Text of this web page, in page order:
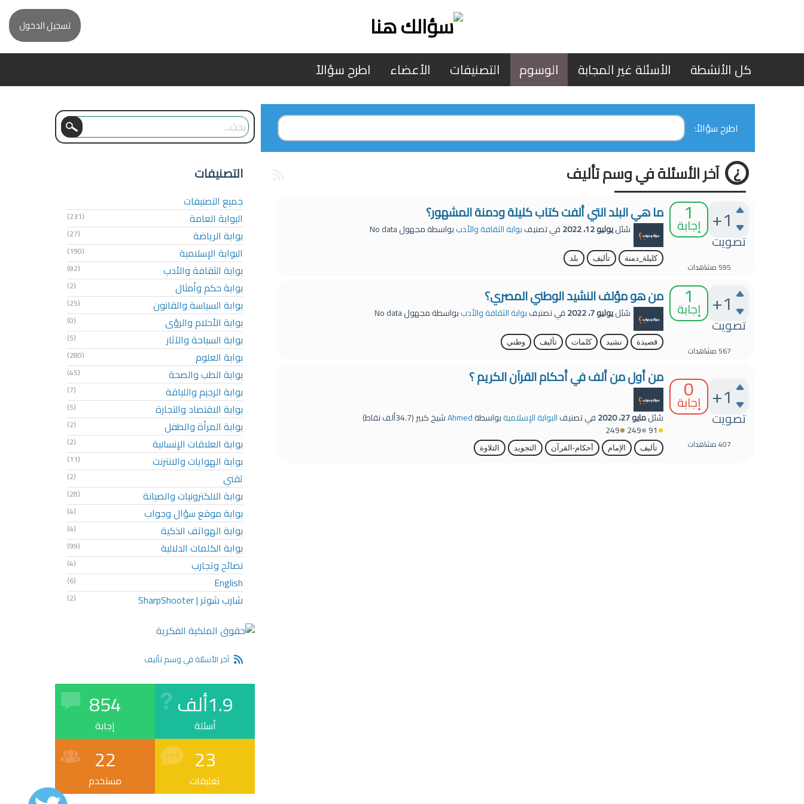
تسجيل الدخول
كل الأنشطة الأسئلة غير المجابة الوسوم التصنيفات الأعضاء اطرح سؤالاً
اطرح سؤالاً:
آخر الأسئلة في وسم تأليف
+1
تصويت
1
إجابة
595مشاهدات
ما هي البلد التي ألفت كتاب كليلة ودمنة المشهور؟
سُئليوليو 12، 2022 في تصنيفبوابة الثقافة والأدببواسطةمجهولNo data
كليلة_دمنة تأليف بلد
+1
تصويت
1
إجابة
567مشاهدات
من هو مؤلف النشيد الوطني المصري؟
سُئليوليو 7، 2022 في تصنيفبوابة الثقافة والأدببواسطةمجهولNo data
قصيدة نشيد كلمات تأليف وطني
+1
تصويت
0
إجابة
407مشاهدات
من أول من ألف في أحكام القرآن الكريم ؟
سُئلمايو 27، 2020 في تصنيفالبوابة الإسلاميةبواسطةAhmedشيخ كبير(34.7ألف
نقاط)
91
249
249
تأليف الإمام أحكام-القرآن التجويد التلاوة
التصنيفات
جميع التصنيفات
البوابة العامة
(231)
بوابة الرياضة (27)
البوابة الإسلامية (190)
بوابة الثقافة والأدب (82)
بوابة حكم وأمثال (2)
بوابة السياسة والقانون (25)
بوابة الأحلام والرؤى (0)
بوابة السياحة والآثار (5)
بوابة العلوم (280)
بوابة الطب والصحة (45)
بوابة الرجيم واللياقة (7)
بوابة الاقتصاد والتجارة (5)
بوابة المرأة والطفل (2)
بوابة العلاقات الإنسانية (2)
بوابة الهوايات والانترنت (11)
تقني (2)
بوابة الالكترونيات والصيانة (28)
بوابة موقع سؤال وجواب (4)
بوابة الهواتف الذكية (4)
بوابة الكلمات الدلالية (99)
نصائح وتجارب (4)
English
(6)
شارب شوتر | SharpShooter (2)
آخر الأسئلة في وسم تأليف
1.9ألف
أسئلة
854
إجابة
23
تعليقات
22
مستخدم